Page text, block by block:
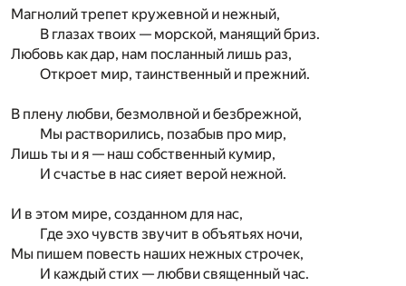
Магнолий трепет кружевной и нежный,
В глазах твоих — морской, манящий бриз.
Любовь как дар, нам посланный лишь раз,
Откроет мир, таинственный и прежний.
В плену любви, безмолвной и безбрежной,
Мы растворились, позабыв про мир,
Лишь ты и я — наш собственный кумир,
И счастье в нас сияет верой нежной.
И в этом мире, созданном для нас,
Где эхо чувств звучит в объятьях ночи,
Мы пишем повесть наших нежных строчек,
И каждый стих — любви священный час.